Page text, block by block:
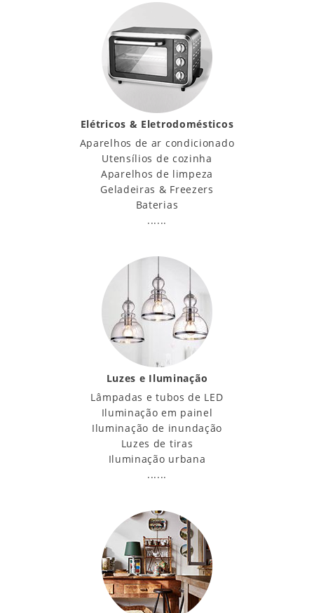
Elétricos & Eletrodomésticos
Aparelhos de ar condicionado
Utensílios de cozinha
Aparelhos de limpeza
Geladeiras & Freezers
Baterias
......
Luzes e Iluminação
Lâmpadas e tubos de LED
Iluminação em painel
Iluminação de inundação
Luzes de tiras
Iluminação urbana
......